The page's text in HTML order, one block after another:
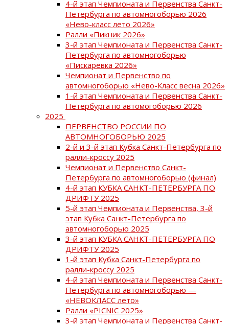
4-й этап Чемпионата и Первенства Санкт-
Петербурга по автомногоборью 2026
«Нево-класс лето 2026»
Ралли «Пикник 2026»
3-й этап Чемпионата и Первенства Санкт-
Петербурга по автомногоборью
«Пискаревка 2026»
Чемпионат и Первенство по
автомногоборью «Нево-Класс весна 2026»
1-й этап Чемпионата и Первенства Санкт-
Петербурга по автомогоборью 2026
2025
ПЕРВЕНСТВО РОССИИ ПО
АВТОМНОГОБОРЬЮ 2025
2-й и 3-й этап Кубка Санкт-Петербурга по
ралли-кроссу 2025
Чемпионат и Первенство Санкт-
Петербурга по автомногоборью (финал)
4-й этап КУБКА САНКТ-ПЕТЕРБУРГА ПО
ДРИФТУ 2025
5-й этап Чемпионата и Первенства, 3-й
этап Кубка Санкт-Петербурга по
автомногоборью 2025
3-й этап КУБКА САНКТ-ПЕТЕРБУРГА ПО
ДРИФТУ 2025
1-й этап Кубка Санкт-Петербурга по
ралли-кроссу 2025
4-й этап Чемпионата и Первенства Санкт-
Петербурга по автомногоборью —
«НЕВОКЛАСС лето»
Ралли «PICNIC 2025»
3-й этап Чемпионата и Первенства Санкт-